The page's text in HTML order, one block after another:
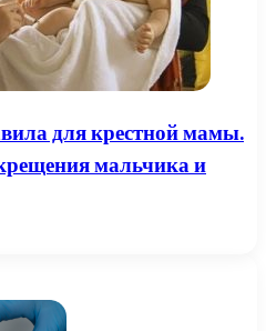
для крестной мамы.
мальчика и